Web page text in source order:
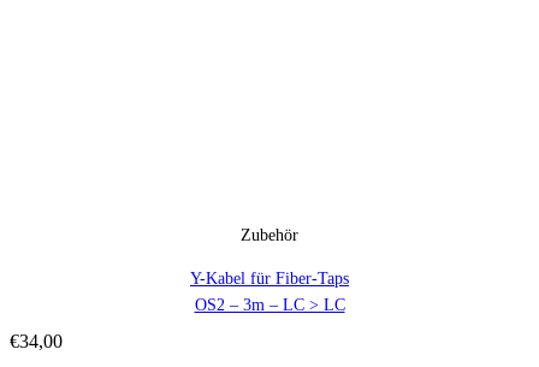
Zubehör
Y-Kabel für Fiber-Taps
OS2 – 3m – LC > LC
€34,00